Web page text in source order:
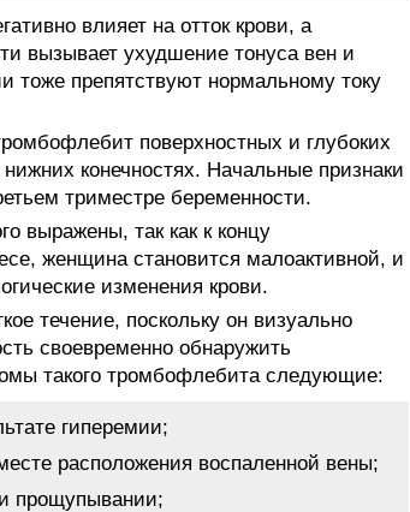
влияет на отток крови, а
вызывает ухудшение тонуса вен и
тоже препятствуют нормальному току
поверхностных и глубоких
конечностях. Начальные признаки
триместре беременности.
выражены, так как к концу
женщина становится малоактивной, и
изменения крови.
течение, поскольку он визуально
своевременно обнаружить
такого тромбофлебита следующие:
гиперемии;
расположения воспаленной вены;
прощупывании;